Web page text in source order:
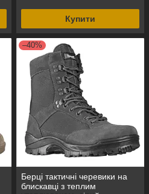
Купити
–40%
Берці тактичні черевики на
блискавці з теплим